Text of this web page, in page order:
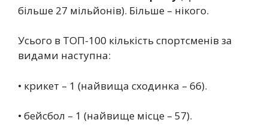
більше 27 мільйонів). Більше – нікого.
Усього в ТОП-100 кількість спортсменів за
видами наступна:
• крикет – 1 (найвища сходинка – 66).
• бейсбол – 1 (найвище місце – 57).